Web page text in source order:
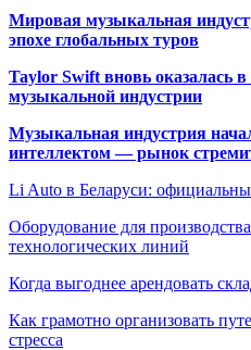
Мировая музыкальная
эпохе глобальных туров
Taylor Swift вновь оказалась
музыкальной индустрии
Музыкальная индустрия
интеллектом — рынок
Li Auto в Беларуси:
Оборудование для
технологических линий
Когда выгоднее арендовать
Как грамотно организовать
стресса